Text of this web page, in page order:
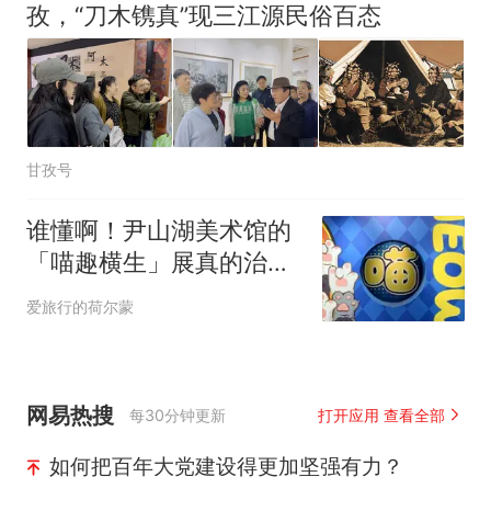
孜，“刀木镌真”现三江源民俗百态
甘孜号
谁懂啊！尹山湖美术馆的
「喵趣横生」展真的治愈
哭了！！
爱旅行的荷尔蒙
网易热搜 每30分钟更新 打开应用 查看全部
如何把百年大党建设得更加坚强有力？